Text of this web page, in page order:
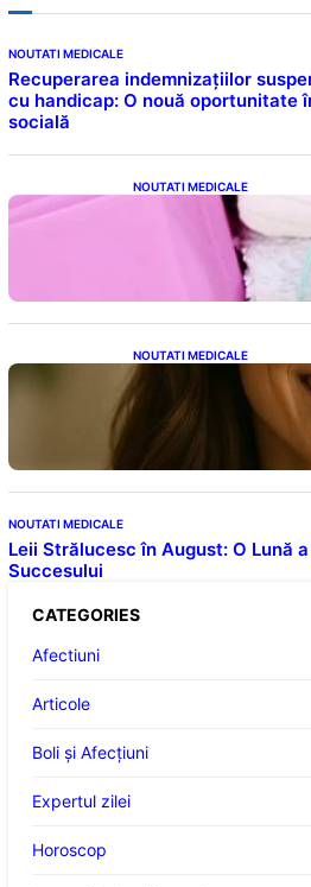
NOUTATI MEDICALE
Recuperarea indemnizațiilor
cu handicap: O nouă oportunitate
socială
NOUTATI MEDICALE
Tampoanele
a riscurilor legate
NOUTATI MEDICALE
Ceaiul – Băutura
Descoperiri recente
consumului zilnic
NOUTATI MEDICALE
Leii Strălucesc în August: O Lună
Succesului
CATEGORIES
Afectiuni
Articole
Boli și Afecțiuni
Expertul zilei
Horoscop